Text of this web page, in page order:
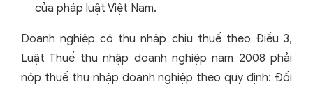
của pháp luật Việt Nam.
Doanh nghiệp có thu nhập chịu thuế theo Điều 3,
Luật Thuế thu nhập doanh nghiệp năm 2008 phải
nộp thuế thu nhập doanh nghiệp theo quy định: Đối